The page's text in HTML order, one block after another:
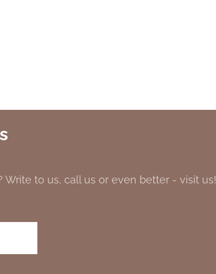
to us, call us or even better - visit us!